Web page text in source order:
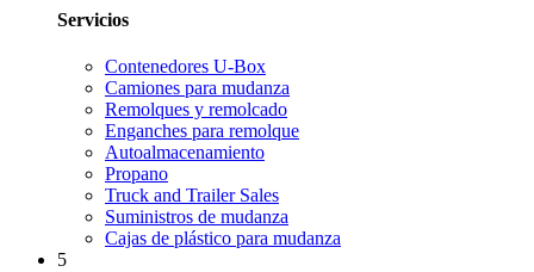
Servicios
Contenedores U-Box
Camiones para mudanza
Remolques y remolcado
Enganches para remolque
Autoalmacenamiento
Propano
Truck and Trailer Sales
Suministros de mudanza
Cajas de plástico para mudanza
5